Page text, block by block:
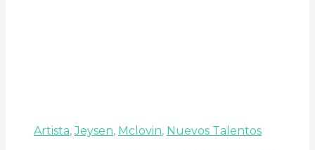
Artista,Jeysen, Mclovin, Nuevos Talentos